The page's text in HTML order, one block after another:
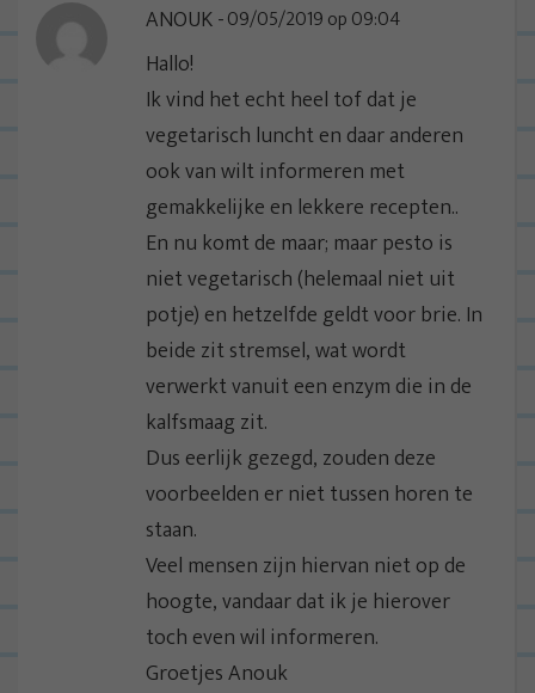
v
i
ANOUK 09/05/2019 op 09:04
Hallo!
Ik vind het echt heel tof dat je
vegetarisch luncht en daar anderen
ook van wilt informeren met
gemakkelijke en lekkere recepten..
En nu komt de maar; maar pesto is
niet vegetarisch (helemaal niet uit
potje) en hetzelfde geldt voor brie. In
beide zit stremsel, wat wordt
verwerkt vanuit een enzym die in de
kalfsmaag zit.
Dus eerlijk gezegd, zouden deze
voorbeelden er niet tussen horen te
staan.
Veel mensen zijn hiervan niet op de
hoogte, vandaar dat ik je hierover
toch even wil informeren.
Groetjes Anouk